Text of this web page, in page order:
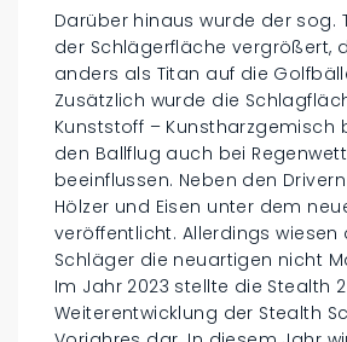
Darüber hinaus wurde der sog.
der Schlägerfläche vergrößert,
anders als Titan auf die
Zusätzlich wurde die
Kunststoff – Kunstharzgemisch
den Ballflug auch bei
beeinflussen. Neben den
Hölzer und Eisen unter dem
veröffentlicht. Allerdings wiesen
Schläger die neuartigen nicht
Im Jahr 2023 stellte die Stealth
Weiterentwicklung der Stealth